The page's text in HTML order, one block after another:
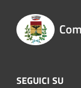
SEGUICI SU